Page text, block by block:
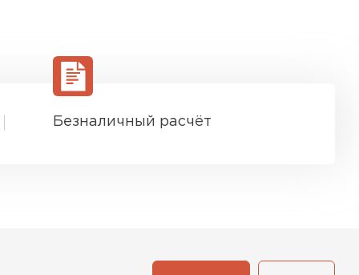
Безналичный расчёт